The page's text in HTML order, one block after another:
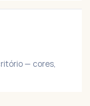
— cores,